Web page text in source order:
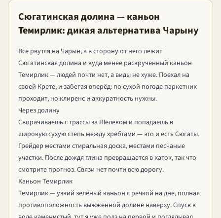
Сюгатинская долина — каньон
Темирлик: дикая альтернатива Чарыну
Все рвутся на Чарын, а в сторону от него лежит
Сюгатинская долина и куда менее раскрученный каньон
Темирлик — людей почти нет, а виды не хуже. Поехал на
своей Крете, и забегая вперёд: по сухой погоде паркетник
проходит, но клиренс и аккуратность нужны.
Через долину
Сворачиваешь с трассы за Шелеком и попадаешь в
широкую сухую степь между хребтами — это и есть Сюгаты.
Грейдер местами стиральная доска, местами песчаные
участки. После дождя глина превращается в каток, так что
смотрите прогноз. Связи нет почти всю дорогу.
Каньон Темирлик
Темирлик — узкий зелёный каньон с речкой на дне, полная
противоположность выжженной долине наверху. Спуск к